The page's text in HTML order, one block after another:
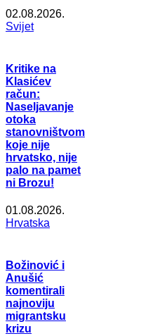
02.08.2026.
Svijet
Kritike na
Klasićev
račun:
Naseljavanje
otoka
stanovništvom
koje nije
hrvatsko, nije
palo na pamet
ni Brozu!
01.08.2026.
Hrvatska
Božinović i
Anušić
komentirali
najnoviju
migrantsku
krizu